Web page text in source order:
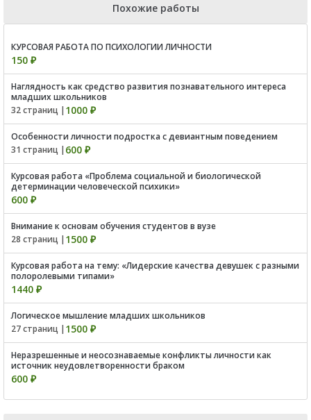
Похожие работы
КУРСОВАЯ РАБОТА ПО ПСИХОЛОГИИ ЛИЧНОСТИ
150 ₽
Наглядность как средство развития познавательного интереса
младших школьников
32 страниц | 1000 ₽
Особенности личности подростка с девиантным поведением
31 страниц | 600 ₽
Курсовая работа «Проблема социальной и биологической
детерминации человеческой психики»
600 ₽
Внимание к основам обучения студентов в вузе
28 страниц | 1500 ₽
Курсовая работа на тему: «Лидерские качества девушек с разными
полоролевыми типами»
1440 ₽
Логическое мышление младших школьников
27 страниц | 1500 ₽
Неразрешенные и неосознаваемые конфликты личности как
источник неудовлетворенности браком
600 ₽